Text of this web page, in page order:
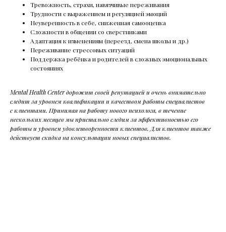
Тревожность, страхи, навязчивые переживания
Трудности с выражением и регуляцией эмоций
Неуверенность в себе, сниженная самооценка
Сложности в общении со сверстниками
Адаптация к изменениям (переезд, смена школы и др.)
Переживание стрессовых ситуаций
Поддержка ребёнка и родителей в сложных эмоциональных
состояниях
Mental Health Center дорожит своей репутацией и очень внимательно
следит за уровнем квалификации и качеством работы специалистов
с клиентами. Принимая на работу нового психолога, в течение
нескольких месяцев мы пристально следим за эффективностью его
работы и уровнем удовлетворенности клиентов. Для клиентов также
действует скидка на консультации новых специалистов.
Читать все статьи
В этот раз поговорим о нейроотличных
людях.Вместе с врачом-психиатром Юлией
Строговой узнаем, что такое РАС* и СДВГ** и какие
их симптомы проявляются в разном возрасте.
Поговорим о том, что делать с усталостью при
СДВГ, почему таблетки не лечат аутизм
и не запускают речь.